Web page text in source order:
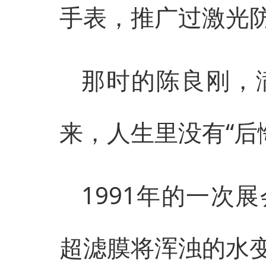
手表，推广过激光
那时的陈良刚
来，人生里没有“后
1991年的一次
超滤膜将浑浊的水